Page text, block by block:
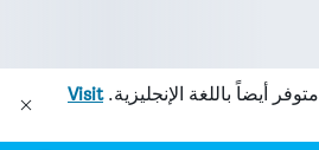
متوفر أيضاً باللغة الإنجليزية.Visit